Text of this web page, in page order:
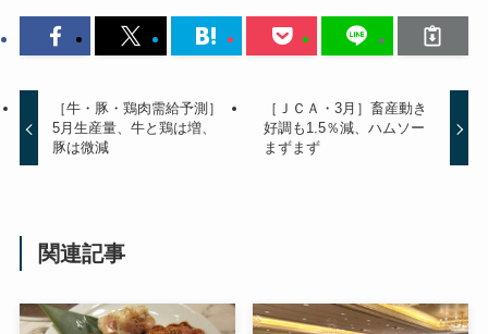
［牛・豚・鶏肉需給予測］
5月生産量、牛と鶏は増、
豚は微減
［ＪＣＡ・3月］畜産動き
好調も1.5％減、ハムソー
まずまず
関連記事